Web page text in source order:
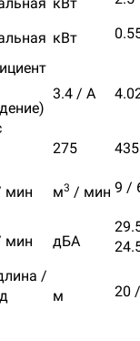
кВт
3.4 / A
275 435
мин м3 / мин 9 /
мин дБА
/
м 20